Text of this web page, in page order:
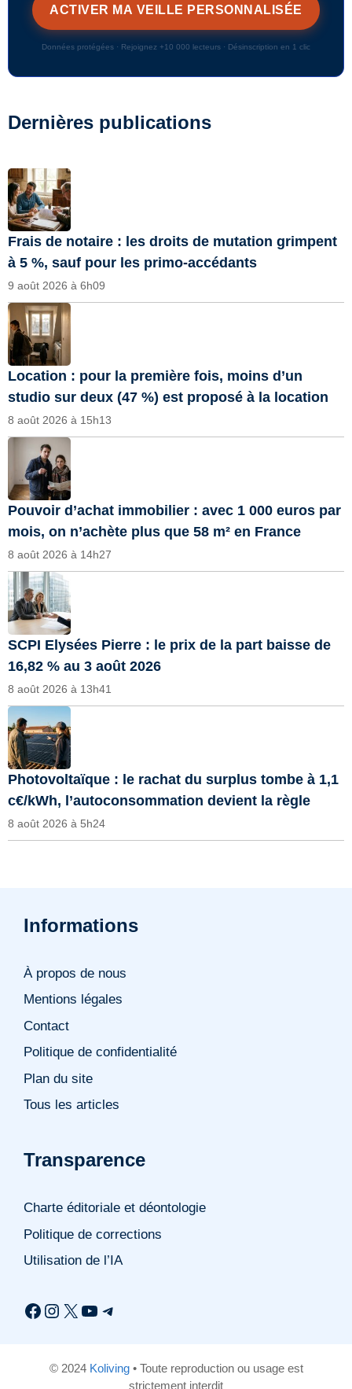
Données protégées · Rejoignez +10 000 lecteurs · Désinscription en 1 clic
Dernières publications
Frais de notaire : les droits de mutation grimpent
à 5 %, sauf pour les primo-accédants
9 août 2026 à 6h09
Location : pour la première fois, moins d’un
studio sur deux (47 %) est proposé à la location
8 août 2026 à 15h13
Pouvoir d’achat immobilier : avec 1 000 euros par
mois, on n’achète plus que 58 m² en France
8 août 2026 à 14h27
SCPI Elysées Pierre : le prix de la part baisse de
16,82 % au 3 août 2026
8 août 2026 à 13h41
Photovoltaïque : le rachat du surplus tombe à 1,1
c€/kWh, l’autoconsommation devient la règle
8 août 2026 à 5h24
Informations
À propos de nous
Mentions légales
Contact
Politique de confidentialité
Plan du site
Tous les articles
Transparence
Charte éditoriale et déontologie
Politique de corrections
Utilisation de l’IA
Facebook
Instagram
X YouTube
Telegram
© 2024 Koliving• Toute reproduction ou usage est
strictement interdit